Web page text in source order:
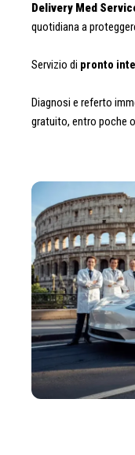
Delivery Med
quotidiana a
Servizio di pronto
Diagnosi e referto
gratuito, entro poche